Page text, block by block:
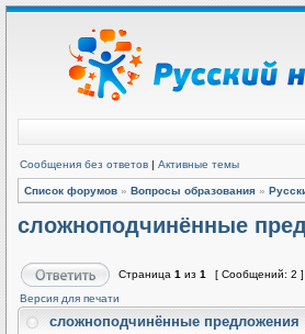
Сообщения без ответов | Активные темы
Список форумов » Вопросы образования »
сложноподчинённые
Страница 1 из 1
[ Сообщений: 2 ]
Версия для печати
сложноподчинённые предложения